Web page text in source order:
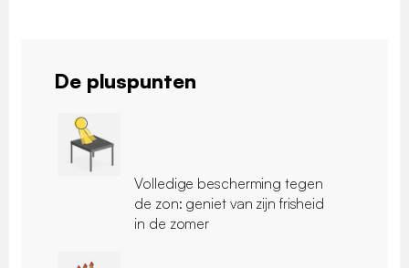
De pluspunten
Volledige bescherming tegen
de zon: geniet van zijn frisheid
in de zomer